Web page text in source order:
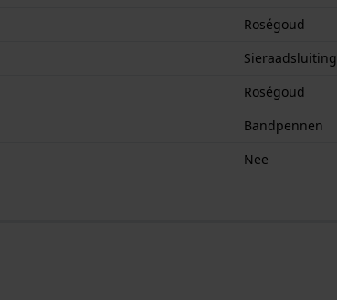
Roségoud
Sieraadsluiting
Roségoud
Bandpennen
Nee